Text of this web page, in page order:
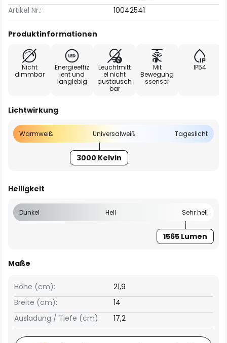
Artikel Nr.:
10042541
Produktinformationen
Nicht
dimmbar
Energieeffiz
ient und
langlebig
Leuchtmitt
el nicht
austausch
bar
Mit
Bewegung
ssensor
IP54
Lichtwirkung
Warmweiß Universalweiß Tageslicht
3000 Kelvin
Helligkeit
Dunkel Hell Sehr hell
1565 Lumen
Maße
Breite (cm): 14
Höhe (cm): 21,9
Ausladung / Tiefe (cm): 17,2